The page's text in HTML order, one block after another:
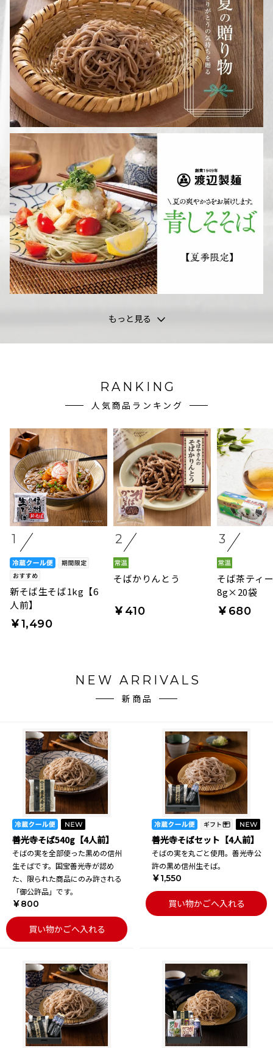
もっと見る
RANKING
人気商品ランキング
1
新そば生そば1kg【6
人前】
￥1,490
2
そばかりんとう
￥410
3
そば茶ティ
8g×20袋
￥680
NEW ARRIVALS
新商品
善光寺そば540g【4人前】
そばの実を全部使った黒めの信州
生そばです。国宝善光寺が認め
た、限られた商品にのみ許される
「御公許品」です。
￥800
買い物かごへ入れる
善光寺そばセット【4人前】
そばの実を丸ごと使用。善光寺公
許の黒め信州生そば。
￥1,550
買い物かごへ入れる